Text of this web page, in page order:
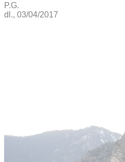
P.G.
dl., 03/04/2017